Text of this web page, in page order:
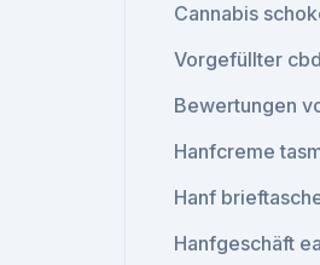
Cannabis
Vorgefüllter
Bewertungen
Hanfcreme
Hanf
Hanfgeschäft